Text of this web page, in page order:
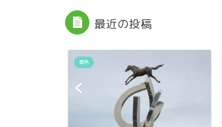
最近の投稿
競馬